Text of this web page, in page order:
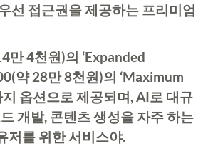
선 접근권을 제공하는 프리미엄
만 4천원)의 ‘Expanded
약 28만 8천원)의 ‘Maximum
옵션으로 제공되며, AI로 대규
개발, 콘텐츠 생성을 자주 하는
저를 위한 서비스야.